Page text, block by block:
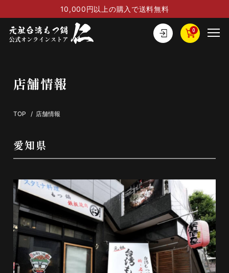
10,000円以上の購入で送料無料
0
店舗情報
TOP / 店舗情報
愛知県